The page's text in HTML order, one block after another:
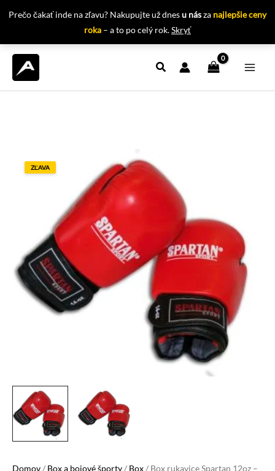
Prečo čakať inde na zľavu? Nakupujte už dnesu násza najlepšie ceny
roka – a to po celý rok.Skryť
Preskočiť
ZĽAVA
Domov/ Box a bojové športy/ Box/ Box rukavice Spartan 12oz –